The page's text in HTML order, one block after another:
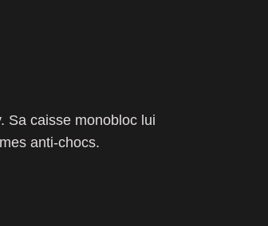
Sa caisse monobloc lui
anti-chocs.